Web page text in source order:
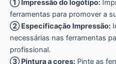
① Impressão do logótipo:
ferramentas para promover a
② Especificação Impressão:
necessárias nas ferramentas
profissional.
③ Pintura a cores: Pinte as